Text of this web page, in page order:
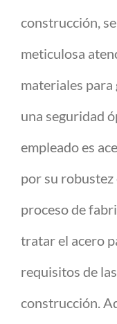
construcción,
meticulosa
materiales
una seguridad
empleado es
por su
proceso de
tratar el acero
requisitos de
construcción.